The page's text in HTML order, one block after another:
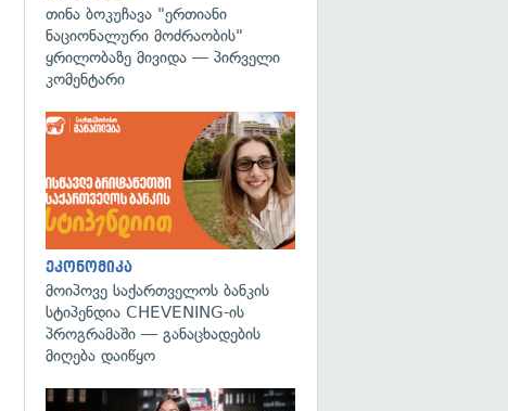
თინა ბოკუჩავა "ერთიანი
ნაციონალური მოძრაობის"
ყრილობაზე მივიდა — პირველი
კომენტარი
ეკონომიკა
მოიპოვე საქართველოს ბანკის
სტიპენდია CHEVENING-ის
პროგრამაში — განაცხადების
მიღება დაიწყო